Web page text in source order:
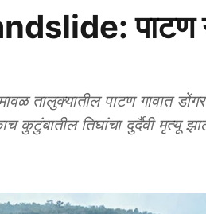
पाटण
तालुक्यातील पाटण गावात
कुटुंबातील तिघांचा दुर्दैवी मृत्यू